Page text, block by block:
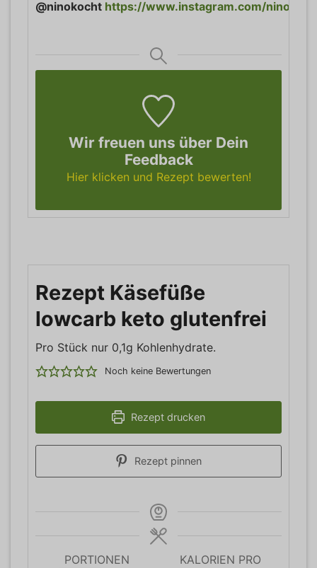
@ninokocht https://www.instagram.com/
Wir freuen uns über Dein
Feedback
Hier klicken und Rezept bewerten!
Rezept Käsefüße
lowcarb keto glutenfrei
Pro Stück nur 0,1g Kohlenhydrate.
Noch keine Bewertungen
Rezept drucken
Rezept pinnen
PORTIONEN
KALORIEN PRO